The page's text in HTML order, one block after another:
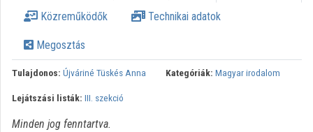
Intézmények
Közreműködők
Közreműködők Technikai adatok
Megosztás
Tulajdonos: Újváriné Tüskés Anna Kategóriák: Magyar irodalom
Lejátszási listák: III. szekció
Minden jog fenntartva.